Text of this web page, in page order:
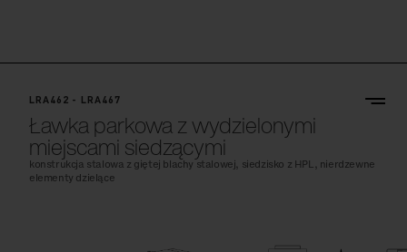
LRA462 - LRA467
Ławka parkowa z wydzielonymi
miejscami siedzącymi
konstrukcja stalowa z giętej blachy stalowej, siedzisko z HPL, nierdzewne
elementy dzielące